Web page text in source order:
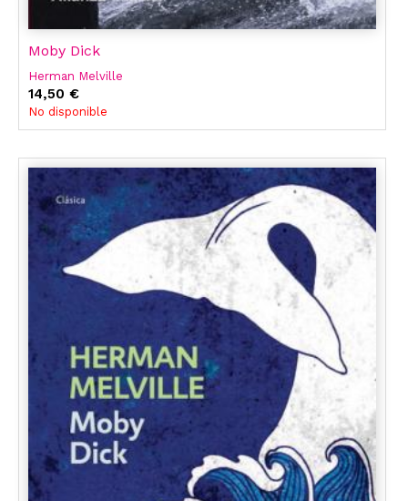
Moby Dick
Herman Melville
14,50 €
No disponible